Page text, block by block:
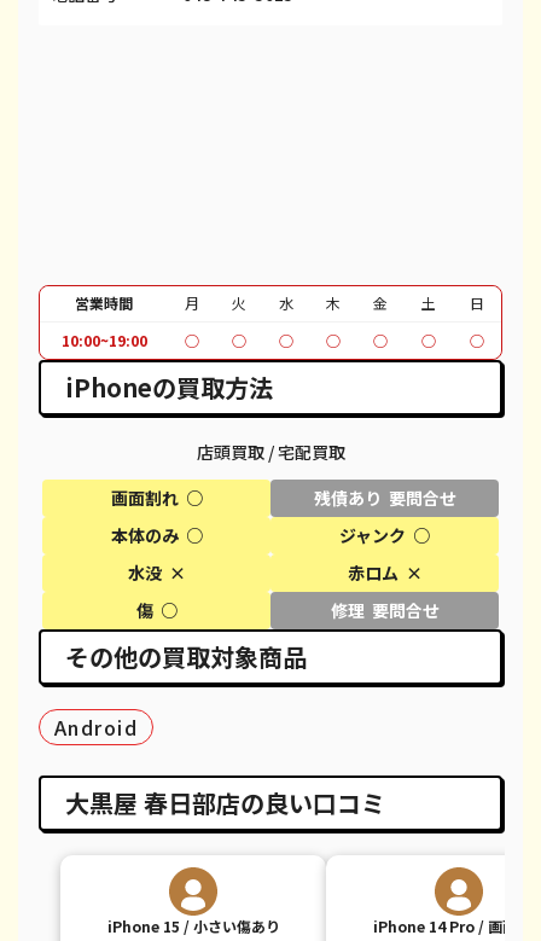
iPhone SE 2
iPhone 11
iPhone 11 Pro
iPhone XR
iPhone XS
iPhone XS Max
iPhone X
iPhone 8
iPhone 7
iPhone 7 Plus
都度見積(非公開)
都度見積(非公開)
都度見積(非公開)
都度見積(非公開)
都度見積(非公開)
都度見積(非公開)
都度見積(非公開)
都度見積(非公開)
都度見積(非公開)
都度見積(非公開)
¥12,100
¥30,100
¥18,100
¥20,600
¥26,100
¥7,800
¥12,100
営業時間 月 火 水 木 金 土
日
10:00~19:00
○ ○ ○ ○ ○ ○ ○
iPhoneの買取方法
店頭買取 / 宅配買取
画面割れ ○
残債あり 要問合せ
本体のみ ○
ジャンク ○
水没 ×
赤ロム ×
傷 ○
修理 要問合せ
その他の買取対象商品
Android
大黒屋 春日部店の良い口コミ
iPhone 15 / 小さい傷あり iPhone 14 Pro / 画面割